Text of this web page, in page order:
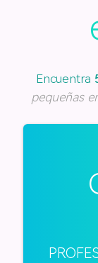
Encuentra
pequeñas